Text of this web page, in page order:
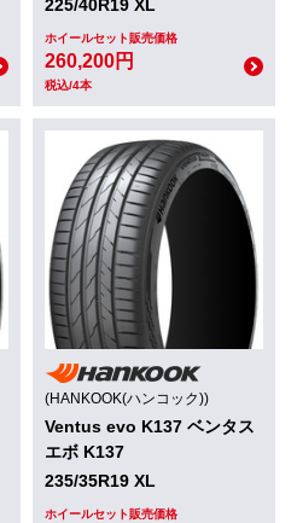
225/40R19 XL
ホイールセット販売価格
260,200円
税込/4本
(HANKOOK(ハンコック))
Ventus evo K137 ベンタス
エボ K137
235/35R19 XL
ホイールセット販売価格